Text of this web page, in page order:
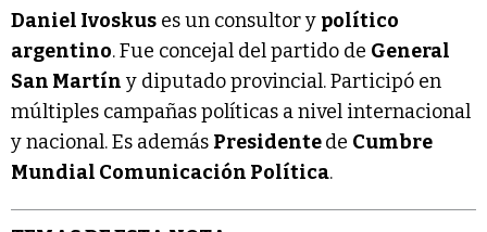
Daniel Ivoskus es un consultor y político
argentino. Fue concejal del partido de General
San Martín y diputado provincial. Participó en
múltiples campañas políticas a nivel internacional
y nacional. Es además Presidentede Cumbre
Mundial Comunicación Política.